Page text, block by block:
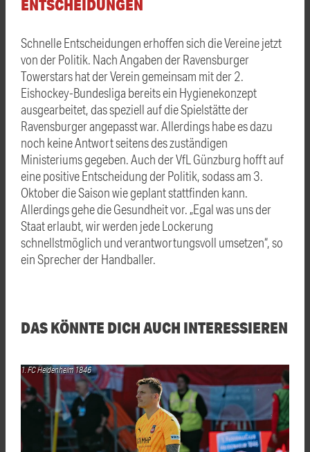
ENTSCHEIDUNGEN
Schnelle Entscheidungen erhoffen sich die Vereine jetzt
von der Politik. Nach Angaben der Ravensburger
Towerstars hat der Verein gemeinsam mit der 2.
Eishockey-Bundesliga bereits ein Hygienekonzept
ausgearbeitet, das speziell auf die Spielstätte der
Ravensburger angepasst war. Allerdings habe es dazu
noch keine Antwort seitens des zuständigen
Ministeriums gegeben. Auch der VfL Günzburg hofft auf
eine positive Entscheidung der Politik, sodass am 3.
Oktober die Saison wie geplant stattfinden kann.
Allerdings gehe die Gesundheit vor. „Egal was uns der
Staat erlaubt, wir werden jede Lockerung
schnellstmöglich und verantwortungsvoll umsetzen“, so
ein Sprecher der Handballer.
DAS KÖNNTE DICH AUCH INTERESSIEREN
1. FC Heidenheim 1846